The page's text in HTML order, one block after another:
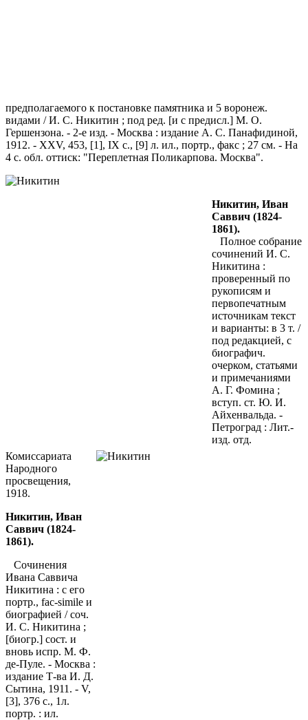
предполагаемого к постановке памятника и 5 воронеж.
видами / И. С. Никитин ; под ред. [и с предисл.] М. О.
Гершензона. - 2-е изд. - Москва : издание А. С. Панафидиной,
1912. - XXV, 453, [1], IX с., [9] л. ил., портр., факс ; 27 см. - На
4 с. обл. оттиск: "Переплетная Поликарпова. Москва".
Никитин, Иван
Саввич (1824-
1861).
Полное собрание
сочинений И. С.
Никитина :
проверенный по
рукописям и
первопечатным
источникам текст
и варианты: в 3 т. /
под редакцией, с
биографич.
очерком, статьями
и примечаниями
А. Г. Фомина ;
вступ. ст. Ю. И.
Айхенвальда. -
Петроград : Лит.-
изд. отд.
Комиссариата
Народного
просвещения,
1918.
Никитин, Иван
Саввич (1824-
1861).
Сочинения
Ивана Саввича
Никитина : с его
портр., fac-simile и
биографией / соч.
И. С. Никитина ;
[биогр.] сост. и
вновь испр. М. Ф.
де-Пуле. - Москва :
издание Т-ва И. Д.
Сытина, 1911. - V,
[3], 376 с., 1л.
портр. : ил.